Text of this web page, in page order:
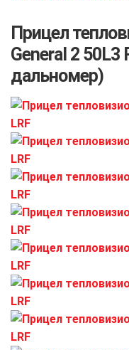
Прицел
General 2 50L3
дальномер)